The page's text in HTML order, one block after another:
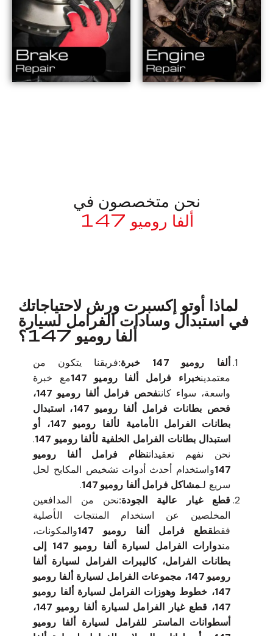
نحن متخصصون في
ألفا روميو 147
لماذا أوتو إكسبرت ورش لاحتياجاتك
في استبدال وسادات الفرامل لسيارة
ألفا روميو 147؟
ألفا روميو 147 خبرة:
فريقنا يتكون من
معتمدينخبراء فرامل ألفا روميو 147
مع خبرة
واسعة، سواء كانت
فحص فرامل ألفا روميو 147،
فحص بطانات فرامل ألفا روميو 147، استبدال
بطانات الفرامل الأمامية لألفا روميو 147، أو
استبدال بطانات الفرامل الخلفية لألفا روميو 147
.
نحن نفهم تعقيداتنظام فرامل ألفا روميو
147واستخدام أحدث أدوات تشخيص المكابح لحل
سريع لـمشاكل فرامل ألفا روميو 147
.
قطع غيار عالية الجودة:نحن من المدافعين
المخلصين عن استخدام المنتجات الأصلية
فقطقطع فرامل ألفا روميو 147
والمكونات،
من
دوارات الفرامل لسيارة ألفا روميو 147 إلى
بطانات الفرامل، كاليبرات الفرامل لسيارة ألفا
روميو 147، مجموعات الفرامل لسيارة ألفا روميو
147، خطوط وهوزات الفرامل لسيارة ألفا روميو
147، قطع غيار الفرامل لسيارة ألفا روميو 147،
أسطوانات الماستر للفرامل لسيارة ألفا روميو